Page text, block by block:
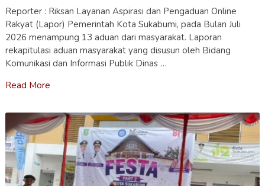
Reporter : Riksan Layanan Aspirasi dan Pengaduan Online
Rakyat (Lapor) Pemerintah Kota Sukabumi, pada Bulan Juli
2026 menampung 13 aduan dari masyarakat. Laporan
rekapitulasi aduan masyarakat yang disusun oleh Bidang
Komunikasi dan Informasi Publik Dinas …
Read More